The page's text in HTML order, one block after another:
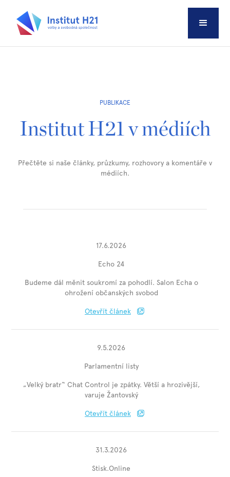
PUBLIKACE
Institut H21 v médiích
Přečtěte si naše články, průzkumy, rozhovory a komentáře v
médiích.
17.6.2026
Echo 24
Budeme dál měnit soukromí za pohodlí. Salon Echa o
ohrožení občanských svobod
Otevřít článek
9.5.2026
Parlamentní listy
„Velký bratr“ Chat Control je zpátky. Větší a hrozivější,
varuje Žantovský
Otevřít článek
31.3.2026
Stisk.Online